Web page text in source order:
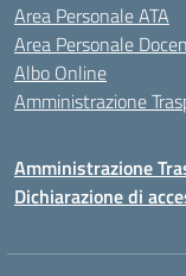
Area Personale ATA
Area Personale
Albo Online
Amministrazione
Amministrazione
Dichiarazione di